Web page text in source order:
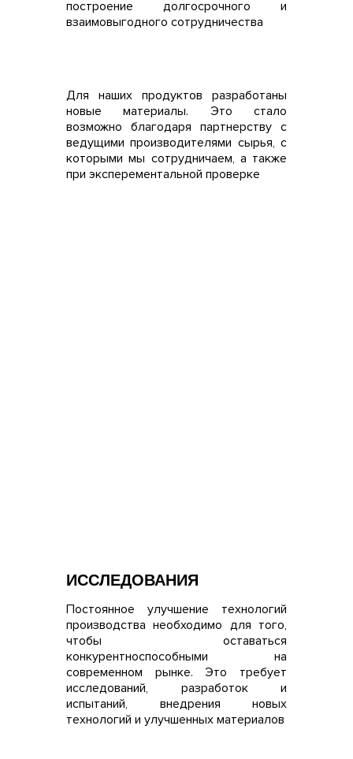
Для наших продуктов разработаны
новые материалы. Это стало
возможно благодаря партнерству с
ведущими производителями сырья, с
которыми мы сотрудничаем, а также
при эксперементальной проверке
построение долгосрочного и
взаимовыгодного сотрудничества
Постоянное улучшение технологий
производства необходимо для того,
чтобы оставаться
конкурентноспособными на
современном рынке. Это требует
исследований, разработок и
испытаний, внедрения новых
технологий и улучшенных материалов
ИССЛЕДОВАНИЯ